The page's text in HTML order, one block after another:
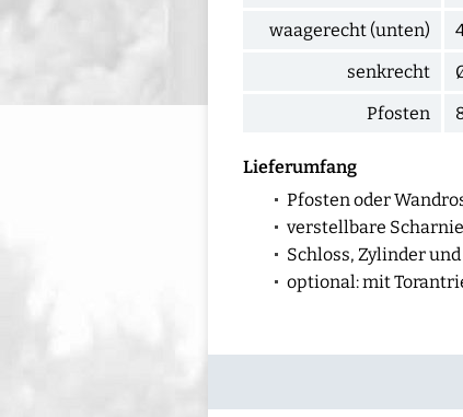
waagerecht (unten)
senkrecht
Pfosten
Lieferumfang
Pfosten oder
verstellbare
Schloss, Zylinder
optional: mit